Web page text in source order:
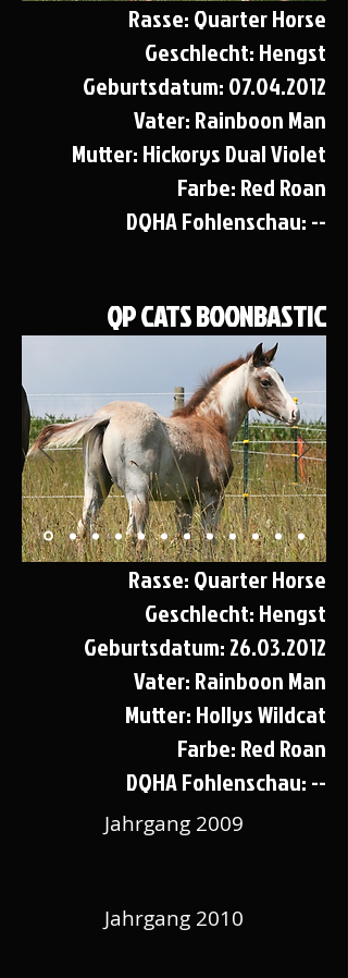
Rasse: Quarter Horse
Geschlecht: Hengst
Geburtsdatum:07.04.2012
Vater: Rainboon Man
Mutter: Hickorys Dual Violet
Farbe: Red Roan
DQHA Fohlenschau: --
Rasse: Quarter Horse
Geschlecht: Hengst
Geburtsdatum:26.03.2012
Vater: Rainboon Man
Mutter: Hollys Wildcat
Farbe: Red Roan
DQHA Fohlenschau: --
QP CATS BOONBASTIC
Jahrgang 2009
Jahrgang 2010